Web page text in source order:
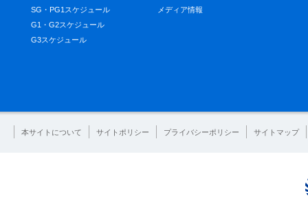
SG・PG1スケジュール
G1・G2スケジュール
G3スケジュール
メディア情報
本サイトについて サイトポリシー プライバシーポリシー サイトマップ